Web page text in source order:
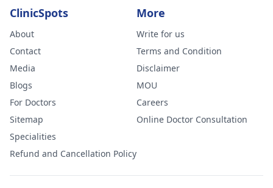
ClinicSpots
About
Contact
Media
Blogs
For Doctors
Sitemap
Specialities
Refund and Cancellation Policy
More
Write for us
Terms and Condition
Disclaimer
MOU
Careers
Online Doctor Consultation